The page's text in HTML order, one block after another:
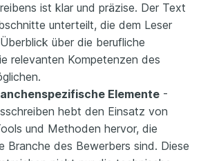
ist klar und präzise. Der Text
unterteilt, die dem Leser
über die berufliche
relevanten Kompetenzen des
Elemente -
hebt den Einsatz von
und Methoden hervor, die
Branche des Bewerbers sind. Diese